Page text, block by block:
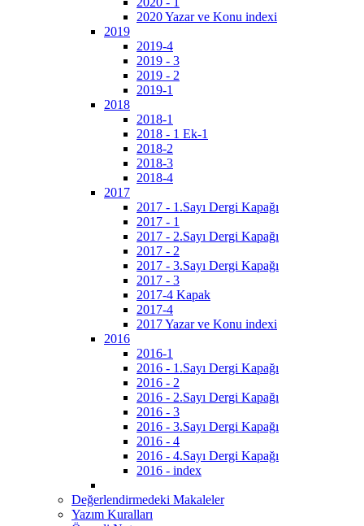
2020 Yazar ve Konu indexi
2019
2019-4
2019 - 3
2019 - 2
2019-1
2018
2018-1
2018 - 1 Ek-1
2018-2
2018-3
2018-4
2017
2017 - 1.Sayı Dergi Kapağı
2017 - 1
2017 - 2.Sayı Dergi Kapağı
2017 - 2
2017 - 3.Sayı Dergi Kapağı
2017 - 3
2017-4 Kapak
2017-4
2017 Yazar ve Konu indexi
2016
2016-1
2016 - 1.Sayı Dergi Kapağı
2016 - 2
2016 - 2.Sayı Dergi Kapağı
2016 - 3
2016 - 3.Sayı Dergi Kapağı
2016 - 4
2016 - 4.Sayı Dergi Kapağı
2016 - index
Değerlendirmedeki Makaleler
Yazım Kuralları